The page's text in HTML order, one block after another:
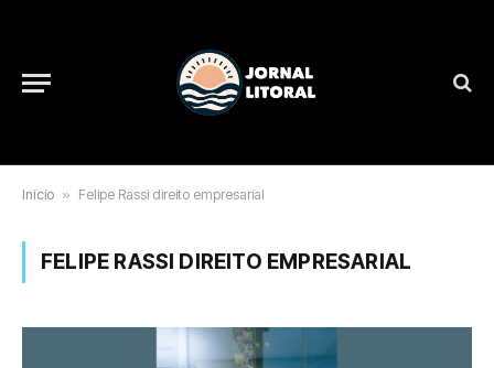
Início » Felipe Rassi direito empresarial
FELIPE RASSI DIREITO EMPRESARIAL